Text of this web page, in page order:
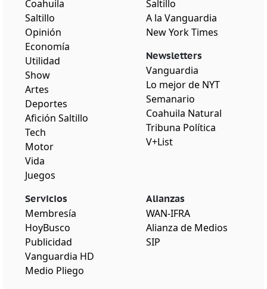
Coahuila
Saltillo
Opinión
Economía
Utilidad
Show
Artes
Deportes
Afición Saltillo
Tech
Motor
Vida
Juegos
Saltillo
A la Vanguardia
New York Times
Newsletters
Vanguardia
Lo mejor de NYT
Semanario
Coahuila Natural
Tribuna Política
V+List
Servicios
Membresía
HoyBusco
Publicidad
Vanguardia HD
Medio Pliego
Alianzas
WAN-IFRA
Alianza de Medios
SIP